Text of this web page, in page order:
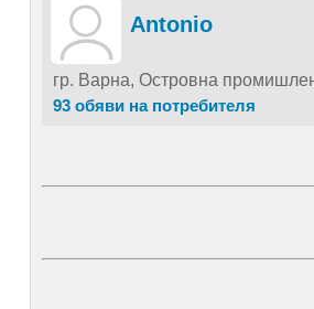
Antonio
гр. Варна, Островна
93 обяви на потребителя